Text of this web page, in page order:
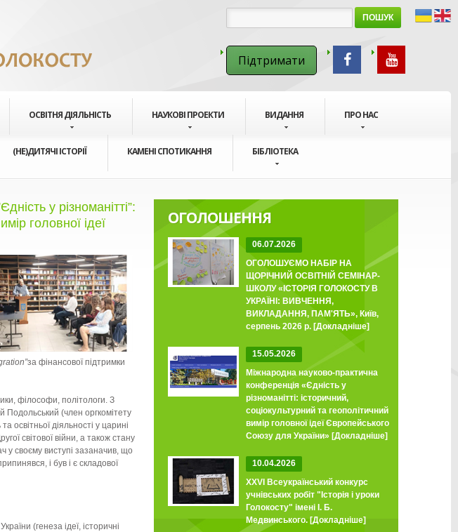
ПОШУК
Підтримати
ОСВІТНЯ ДІЯЛЬНІСТЬ НАУКОВІ ПРОЕКТИ ВИДАННЯ ПРО НАС
(НЕ)ДИТЯЧІ ІСТОРІЇ КАМЕНІ СПОТИКАННЯ БІБЛІОТЕКА
у різноманітті”:
головної ідеї
”за фінансової підтримки
філософи, політологи. З
Подольський (член оргкомітету
освітньої діяльності у царині
світової війни, а також стану
у своєму виступі зазаначив, що
і був і є складової
(генеза ідеї, історичні
ОГОЛОШЕННЯ
06.07.2026
ОГОЛОШУЄМО НАБІР НА
ЩОРІЧНИЙ ОСВІТНІЙ СЕМІНАР-
ШКОЛУ «ІСТОРІЯ ГОЛОКОСТУ В
УКРАЇНІ: ВИВЧЕННЯ,
ВИКЛАДАННЯ, ПАМ'ЯТЬ», Київ,
серпень 2026 р. [Докладніше]
15.05.2026
Міжнародна науково-практична
конференція «Єдність у
різноманітті: історичний,
соціокультурний та геополітичний
вимір головної ідеї Європейського
Союзу для України» [Докладніше]
10.04.2026
XXVI Всеукраїнський конкурс
учнівських робіт "Історія і уроки
Голокосту" імені І. Б.
Медвинського.[Докладніше]